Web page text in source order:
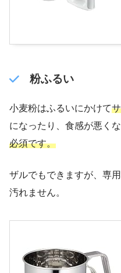
粉ふるい
小麦粉はふるいにかけて
になったり、食感が悪くな
必須です。
ザルでもできますが、専
汚れません。